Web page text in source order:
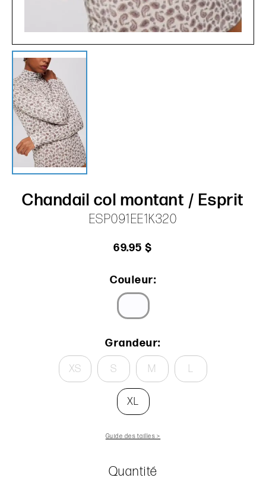
Chandail col montant / Esprit
ESP091EE1K320
69.95 $
Couleur:
Grandeur:
XS S M L
XL
Guide des tailles >
Quantité